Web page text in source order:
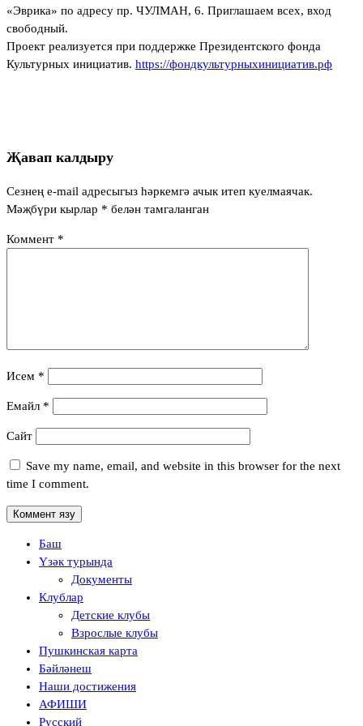
«Эврика» по адресу пр. ЧУЛМАН, 6. Приглашаем всех, вход
свободный.
Проект реализуется при поддержке Президентского фонда
Культурных инициатив. https://фондкультурныхинициатив.рф
Җавап калдыру
Сезнең e-mail адресыгыз һәркемгә ачык итеп куелмаячак.
Мәҗбүри кырлар * белән тамгаланган
Коммент *
Исем *
Емайл *
Сайт
Save my name, email, and website in this browser for the next
time I comment.
Баш
Үзәк турында
Документы
Клублар
Детские клубы
Взрослые клубы
Пушкинская карта
Бәйләнеш
Наши достижения
АФИШИ
Русский